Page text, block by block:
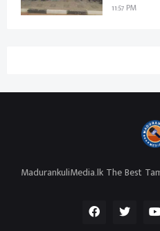
11:57 PM
MadurankuliMedia.lk The Best